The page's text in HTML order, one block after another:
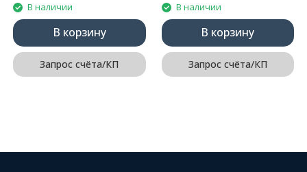
В наличии
В корзину
Запрос счёта/КП
В наличии
В корзину
Запрос счёта/КП